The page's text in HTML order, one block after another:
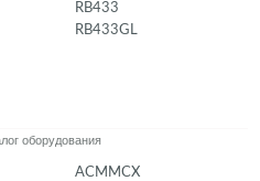
RB433
RB433GL
оборудования
ACMMCX